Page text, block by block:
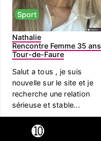
Sport
Nathalie
Rencontre Femme 35 ans
Tour-de-Faure
Salut a tous , je suis
nouvelle sur le site et je
recherche une relation
sérieuse et stable...
➓